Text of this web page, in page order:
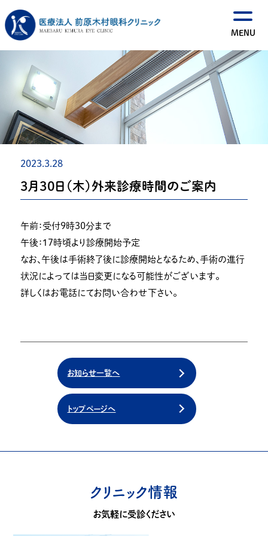
2023.3.28
３月３０日（木）外来診療時間のご案内
午前：受付９時３０分まで
午後：１７時頃より診療開始予定
なお、午後は手術終了後に診療開始となるため、手術の進行
状況によっては当日変更になる可能性がございます。
詳しくはお電話にてお問い合わせ下さい。
お知らせ一覧へ
トップページへ
クリニック情報
お気軽に受診ください